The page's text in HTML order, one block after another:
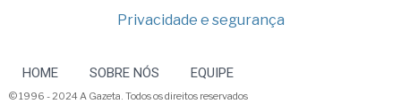
Privacidade e segurança
HOME SOBRE NÓS EQUIPE
© 1996 - 2024 A Gazeta. Todos os direitos reservados